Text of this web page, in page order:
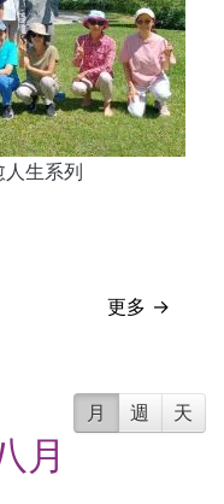
生系列
更多 →
月 週 天
月